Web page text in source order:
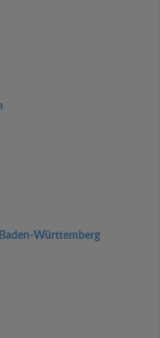
Württemberg